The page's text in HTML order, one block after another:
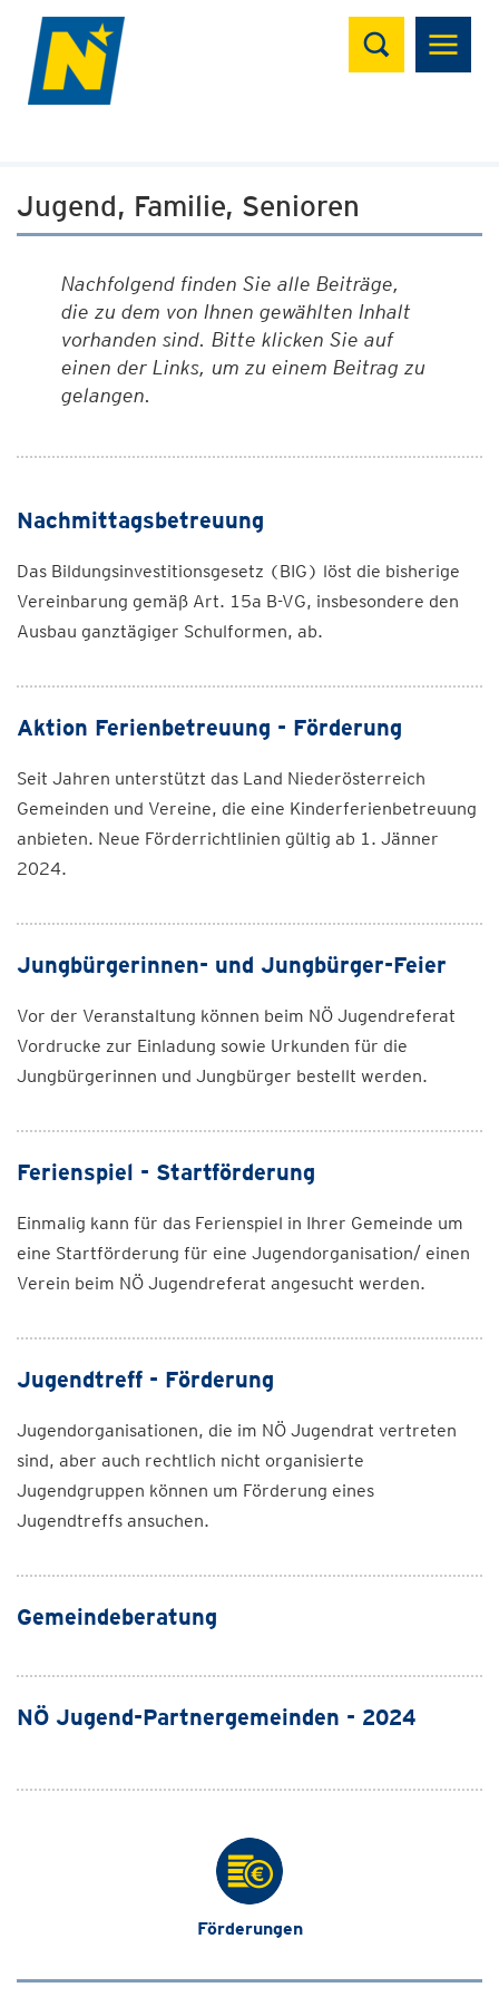
Suchen
Jugend, Familie, Senioren
Nachfolgend finden Sie alle Beiträge,
die zu dem von Ihnen gewählten Inhalt
vorhanden sind. Bitte klicken Sie auf
einen der Links, um zu einem Beitrag zu
gelangen.
Nachmittagsbetreuung
Das Bildungsinvestitionsgesetz (BIG) löst die bisherige
Vereinbarung gemäß Art. 15a B-VG, insbesondere den
Ausbau ganztägiger Schulformen, ab.
Aktion Ferienbetreuung - Förderung
Seit Jahren unterstützt das Land Niederösterreich
Gemeinden und Vereine, die eine Kinderferienbetreuung
anbieten. Neue Förderrichtlinien gültig ab 1. Jänner
2024.
Jungbürgerinnen- und Jungbürger-Feier
Vor der Veranstaltung können beim NÖ Jugendreferat
Vordrucke zur Einladung sowie Urkunden für die
Jungbürgerinnen und Jungbürger bestellt werden.
Ferienspiel - Startförderung
Einmalig kann für das Ferienspiel in Ihrer Gemeinde um
eine Startförderung für eine Jugendorganisation/ einen
Verein beim NÖ Jugendreferat angesucht werden.
Jugendtreff - Förderung
Jugendorganisationen, die im NÖ Jugendrat vertreten
sind, aber auch rechtlich nicht organisierte
Jugendgruppen können um Förderung eines
Jugendtreffs ansuchen.
Gemeindeberatung
NÖ Jugend-Partnergemeinden - 2024
Förderungen